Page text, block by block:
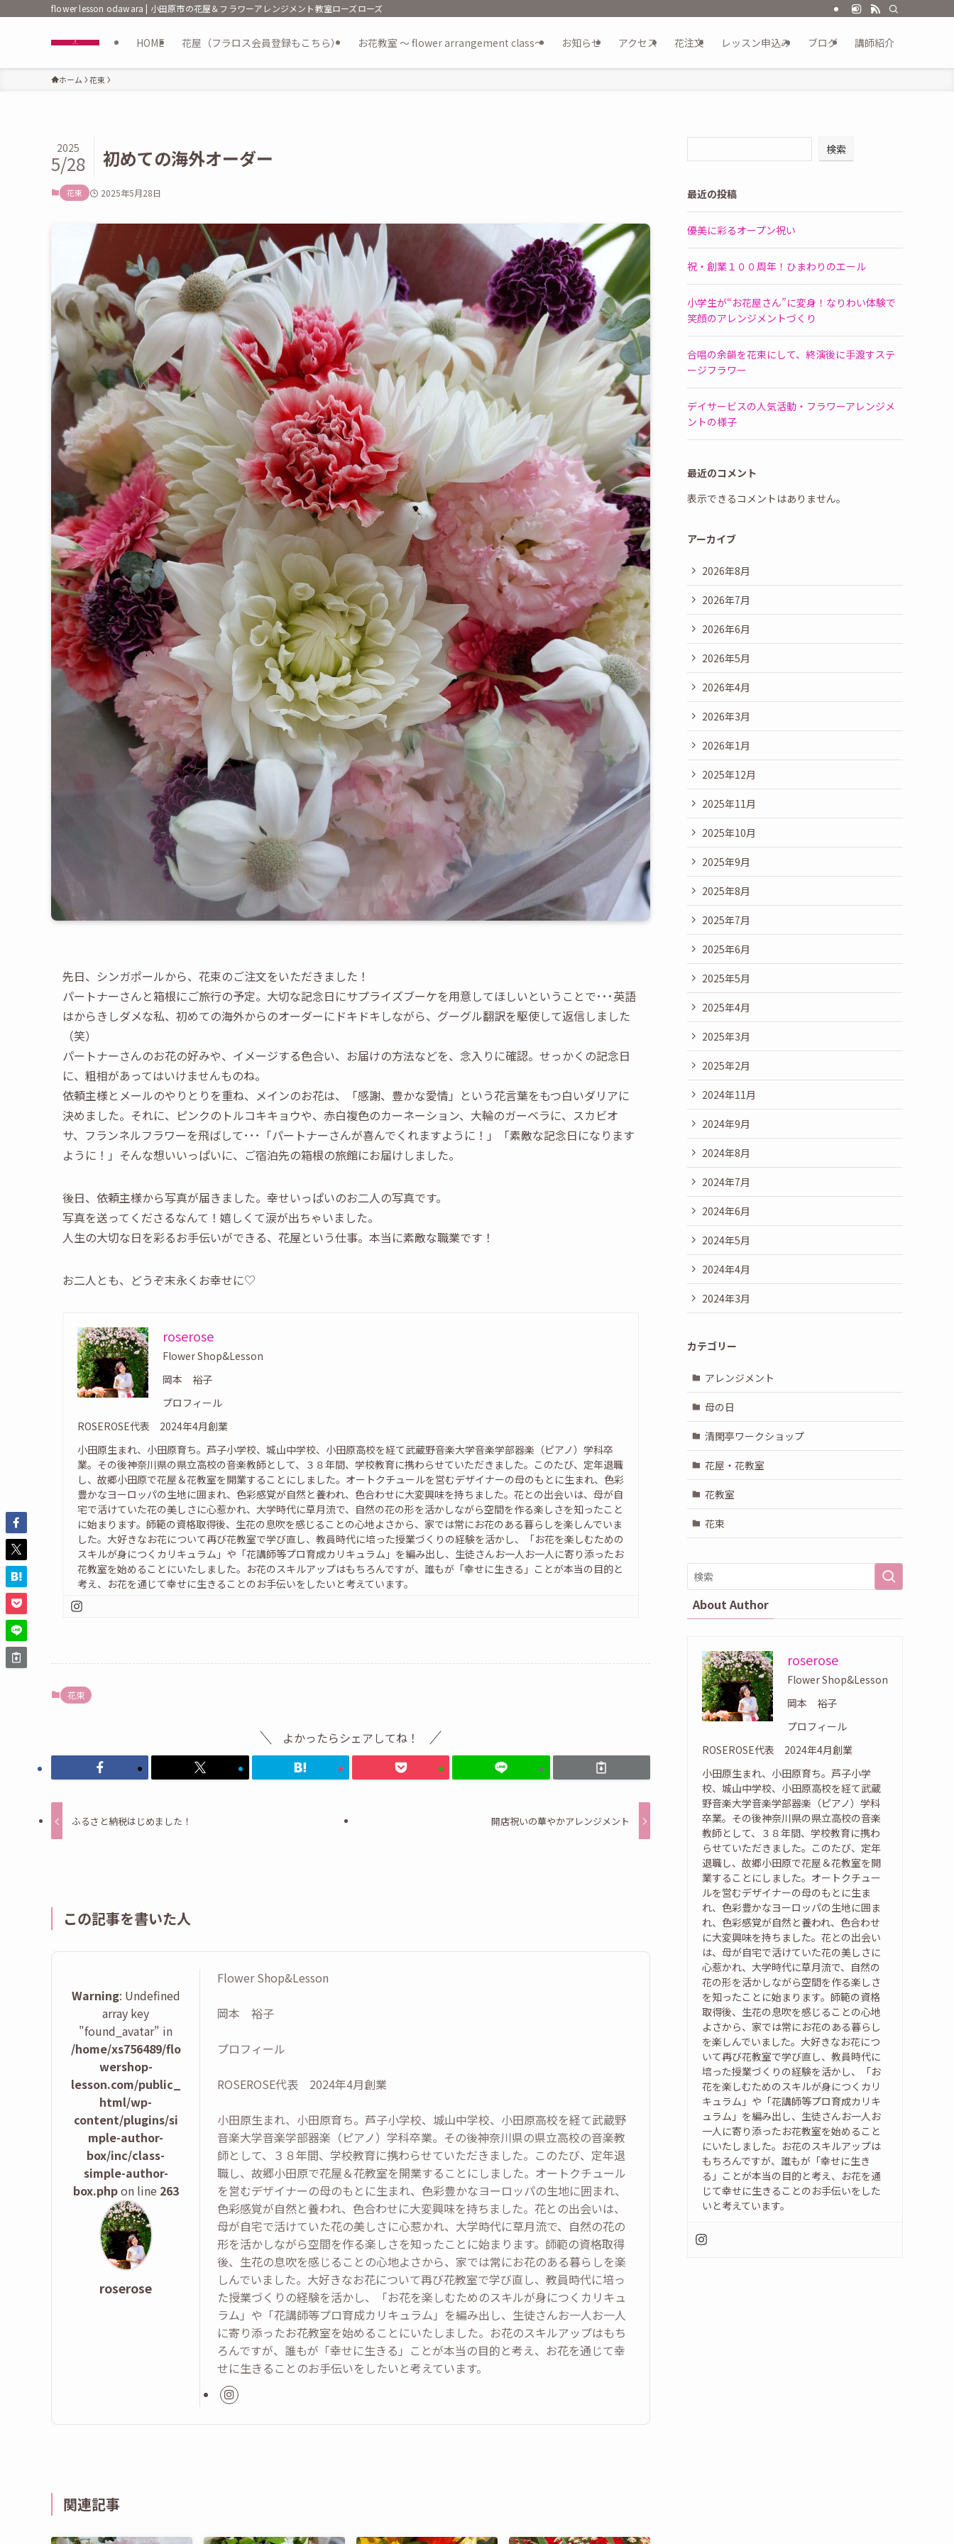
flower lesson odawara | 小田原市の花屋＆フラワーアレンジメント教室ローズローズ
HOME 花屋（フラロス会員登録もこちら） お花教室 ～ flower arrangement class～ お知らせ アクセス 花注文 レッスン申込み ブログ 講師紹介
ホーム 花束
初めての海外オーダー
2025
5/28
花束 2025年5月28日
先日、シンガポールから、花束のご注文をいただきました！
パートナーさんと箱根にご旅行の予定。大切な記念日にサプライズブーケを用意してほしいということで･･･英語
はからきしダメな私、初めての海外からのオーダーにドキドキしながら、グーグル翻訳を駆使して返信しました
（笑）
パートナーさんのお花の好みや、イメージする色合い、お届けの方法などを、念入りに確認。せっかくの記念日
に、粗相があってはいけませんものね。
依頼主様とメールのやりとりを重ね、メインのお花は、「感謝、豊かな愛情」という花言葉をもつ白いダリアに
決めました。それに、ピンクのトルコキキョウや、赤白複色のカーネーション、大輪のガーベラに、スカビオ
サ、フランネルフラワーを飛ばして･･･「パートナーさんが喜んでくれますように！」「素敵な記念日になります
ように！」そんな想いいっぱいに、ご宿泊先の箱根の旅館にお届けしました。
後日、依頼主様から写真が届きました。幸せいっぱいのお二人の写真です。
写真を送ってくださるなんて！嬉しくて涙が出ちゃいました。
人生の大切な日を彩るお手伝いができる、花屋という仕事。本当に素敵な職業です！
お二人とも、どうぞ末永くお幸せに♡
roserose
Flower Shop&Lesson
岡本 裕子
プロフィール
ROSEROSE代表 2024年4月創業
小田原生まれ、小田原育ち。芦子小学校、城山中学校、小田原高校を経て武蔵野音楽大学音楽学部器楽（ピアノ）学科卒
業。その後神奈川県の県立高校の音楽教師として、３８年間、学校教育に携わらせていただきました。このたび、定年退職
し、故郷小田原で花屋＆花教室を開業することにしました。オートクチュールを営むデザイナーの母のもとに生まれ、色彩
豊かなヨーロッパの生地に囲まれ、色彩感覚が自然と養われ、色合わせに大変興味を持ちました。花との出会いは、母が自
宅で活けていた花の美しさに心惹かれ、大学時代に草月流で、自然の花の形を活かしながら空間を作る楽しさを知ったこと
に始まります。師範の資格取得後、生花の息吹を感じることの心地よさから、家では常にお花のある暮らしを楽しんでいま
した。大好きなお花について再び花教室で学び直し、教員時代に培った授業づくりの経験を活かし、「お花を楽しむための
スキルが身につくカリキュラム」や「花講師等プロ育成カリキュラム」を編み出し、生徒さんお一人お一人に寄り添ったお
花教室を始めることにいたしました。お花のスキルアップはもちろんですが、誰もが「幸せに生きる」ことが本当の目的と
考え、お花を通じて幸せに生きることのお手伝いをしたいと考えています。
花束
よかったらシェアしてね！
ふるさと納税はじめました！ 開店祝いの華やかアレンジメント
この記事を書いた人
Warning: Undefined
array key
"found_avatar" in
/home/xs756489/flo
wershop-
lesson.com/public_
html/wp-
content/plugins/si
mple-author-
box/inc/class-
simple-author-
box.phpon line 263
roserose
Flower Shop&Lesson
岡本 裕子
プロフィール
ROSEROSE代表 2024年4月創業
小田原生まれ、小田原育ち。芦子小学校、城山中学校、小田原高校を経て武蔵野
音楽大学音楽学部器楽（ピアノ）学科卒業。その後神奈川県の県立高校の音楽教
師として、３８年間、学校教育に携わらせていただきました。このたび、定年退
職し、故郷小田原で花屋＆花教室を開業することにしました。オートクチュール
を営むデザイナーの母のもとに生まれ、色彩豊かなヨーロッパの生地に囲まれ、
色彩感覚が自然と養われ、色合わせに大変興味を持ちました。花との出会いは、
母が自宅で活けていた花の美しさに心惹かれ、大学時代に草月流で、自然の花の
形を活かしながら空間を作る楽しさを知ったことに始まります。師範の資格取得
後、生花の息吹を感じることの心地よさから、家では常にお花のある暮らしを楽
しんでいました。大好きなお花について再び花教室で学び直し、教員時代に培っ
た授業づくりの経験を活かし、「お花を楽しむためのスキルが身につくカリキュ
ラム」や「花講師等プロ育成カリキュラム」を編み出し、生徒さんお一人お一人
に寄り添ったお花教室を始めることにいたしました。お花のスキルアップはもち
ろんですが、誰もが「幸せに生きる」ことが本当の目的と考え、お花を通じて幸
せに生きることのお手伝いをしたいと考えています。
関連記事
検索
最近の投稿
優美に彩るオープン祝い
祝・創業１００周年！ひまわりのエール
小学生が“お花屋さん”に変身！なりわい体験で
笑顔のアレンジメントづくり
合唱の余韻を花束にして、終演後に手渡すステ
ージフラワー
デイサービスの人気活動・フラワーアレンジメ
ントの様子
最近のコメント
表示できるコメントはありません。
アーカイブ
2026年8月
2026年7月
2026年6月
2026年5月
2026年4月
2026年3月
2026年1月
2025年12月
2025年11月
2025年10月
2025年9月
2025年8月
2025年7月
2025年6月
2025年5月
2025年4月
2025年3月
2025年2月
2024年11月
2024年9月
2024年8月
2024年7月
2024年6月
2024年5月
2024年4月
2024年3月
カテゴリー
アレンジメント
母の日
清閑亭ワークショップ
花屋・花教室
花教室
花束
About Author
roserose
Flower Shop&Lesson
岡本 裕子
プロフィール
ROSEROSE代表 2024年4月創業
小田原生まれ、小田原育ち。芦子小学
校、城山中学校、小田原高校を経て武蔵
野音楽大学音楽学部器楽（ピアノ）学科
卒業。その後神奈川県の県立高校の音楽
教師として、３８年間、学校教育に携わ
らせていただきました。このたび、定年
退職し、故郷小田原で花屋＆花教室を開
業することにしました。オートクチュー
ルを営むデザイナーの母のもとに生ま
れ、色彩豊かなヨーロッパの生地に囲ま
れ、色彩感覚が自然と養われ、色合わせ
に大変興味を持ちました。花との出会い
は、母が自宅で活けていた花の美しさに
心惹かれ、大学時代に草月流で、自然の
花の形を活かしながら空間を作る楽しさ
を知ったことに始まります。師範の資格
取得後、生花の息吹を感じることの心地
よさから、家では常にお花のある暮らし
を楽しんでいました。大好きなお花につ
いて再び花教室で学び直し、教員時代に
培った授業づくりの経験を活かし、「お
花を楽しむためのスキルが身につくカリ
キュラム」や「花講師等プロ育成カリキ
ュラム」を編み出し、生徒さんお一人お
一人に寄り添ったお花教室を始めること
にいたしました。お花のスキルアップは
もちろんですが、誰もが「幸せに生き
る」ことが本当の目的と考え、お花を通
じて幸せに生きることのお手伝いをした
いと考えています。